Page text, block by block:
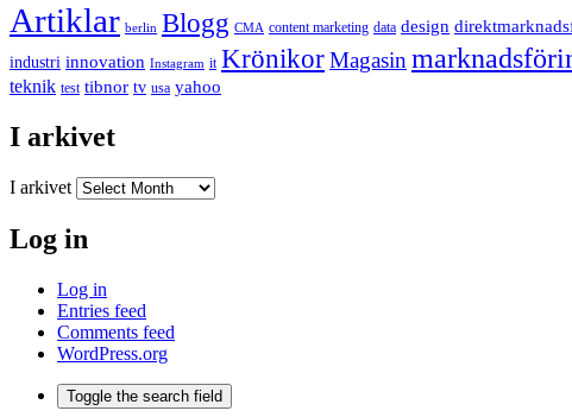
Artiklar berlin Blogg CMA content marketing data design
industri innovation Instagram it KrönikorMagasin
teknik test tibnor tv usa yahoo
I arkivet
I arkivet
Log in
Log in
Entries feed
Comments feed
WordPress.org
Toggle the search field